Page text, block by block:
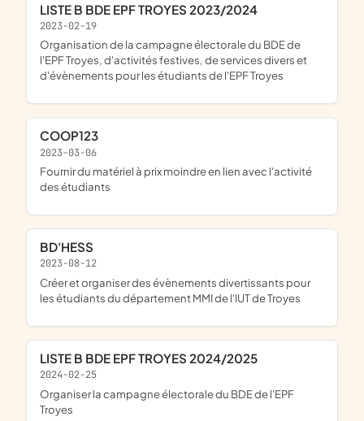
LISTE B BDE EPF TROYES 2023/2024
2023-02-19
organisation de la campagne électorale du BDE de
l'EPF Troyes, d'activités festives, de services divers et
d'évènements pour les étudiants de l'EPF Troyes
COOP123
2023-03-06
fournir du matériel à prix moindre en lien avec l'activité
des étudiants
BD'HESS
2023-08-12
créer et organiser des évènements divertissants pour
les étudiants du département MMI de l'IUT de Troyes
LISTE B BDE EPF TROYES 2024/2025
2024-02-25
organiser la campagne électorale du BDE de l'EPF
Troyes